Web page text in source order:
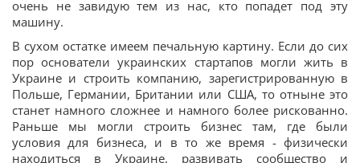
очень не завидую тем из нас, кто попадет под эту
машину.
В сухом остатке имеем печальную картину. Если до сих
пор основатели украинских стартапов могли жить в
Украине и строить компанию, зарегистрированную в
Польше, Германии, Британии или США, то отныне это
станет намного сложнее и намного более рискованно.
Раньше мы могли строить бизнес там, где были
условия для бизнеса, и в то же время - физически
находиться в Украине, развивать сообщество и